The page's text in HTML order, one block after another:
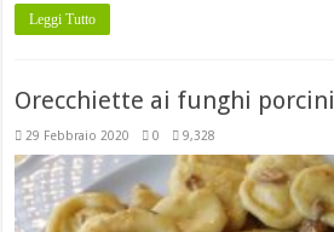
Leggi Tutto
Orecchiette ai funghi porcini
29 Febbraio 2020 0 9,328